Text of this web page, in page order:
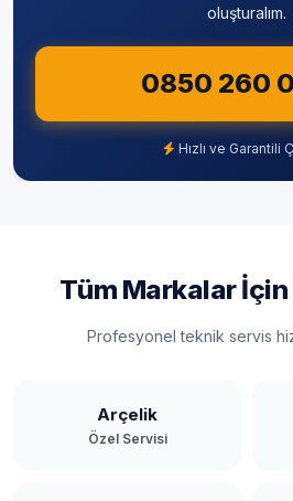
oluşturalım.
0850 260
Hızlı ve Garantili
Tüm Markalar İçin
Profesyonel teknik servis
Arçelik
Özel Servisi